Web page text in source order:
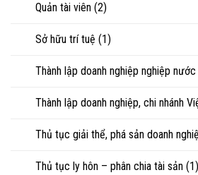
Quản tài viên (2)
Sở hữu trí tuệ (1)
Thành lập doanh nghiệp nghiệp
Thành lập doanh nghiệp, chi nhánh
Thủ tục giải thể, phá sản doanh
Thủ tục ly hôn – phân chia tài sản (1)